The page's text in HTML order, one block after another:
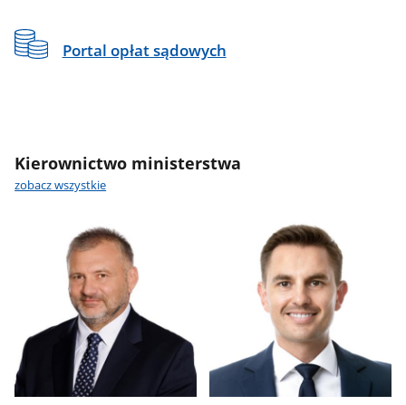
Portal opłat sądowych
Kierownictwo ministerstwa
zobacz wszystkie